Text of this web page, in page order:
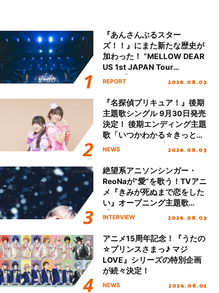
『あんさんぶるスター
ズ！！』にまた新たな歴史が
加わった！ “MELLOW DEAR
US 1st JAPAN Tour
Final「NICE to meet YOU
ート!!
REPORT 2026.08.03
『名探偵プリキュア！』後期
主題歌シングル 9月30日発売
決定！ 後期エンディング主題
歌「いつかわかる☆きっとあ
える」TVサイズ先行配信開
NEWS 2026.08.03
絶望系アニソンシンガー・
ReoNaが“愛”を歌う！TVアニ
メ『きみが死ぬまで恋をした
い』オープニング主題歌
「Amore」インタビュー
INTERVIEW 2026.08.03
アニメ15周年記念！『うたの
☆プリンスさまっ♪ マジ
LOVE』シリーズの特別企画
が続々決定！
NEWS 2026.08.01